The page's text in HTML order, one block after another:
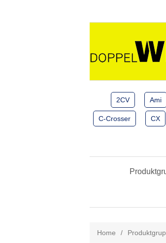
2CV Ami
C-Crosser CX
Home /